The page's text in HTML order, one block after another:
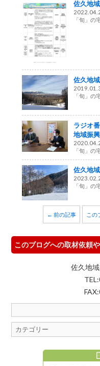
佐久地
「旬」の
佐久地
「旬」の
ラジオ
地域振
「旬」の
佐久地
「旬」の
← 前の記事 この
このブログへの取材依頼
佐久地